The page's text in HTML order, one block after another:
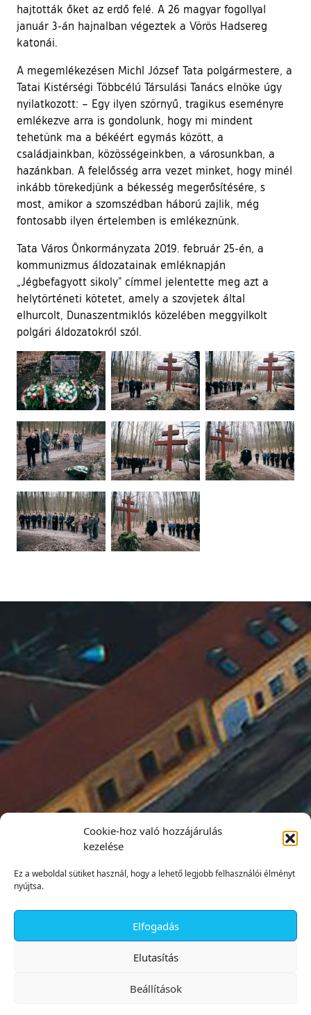
Cookie-hoz való hozzájárulás
kezelése
Ez a weboldal sütiket használ, hogy a lehető legjobb felhasználói élményt
nyújtsa.
Elfogadás
Elutasítás
Beállítások
hajtották őket az erdő felé. A 26 magyar fogollyal
január 3-án hajnalban végeztek a Vörös Hadsereg
katonái.
A megemlékezésen Michl József Tata polgármestere, a
Tatai Kistérségi Többcélú Társulási Tanács elnöke úgy
nyilatkozott: – Egy ilyen szörnyű, tragikus eseményre
emlékezve arra is gondolunk, hogy mi mindent
tehetünk ma a békéért egymás között, a
családjainkban, közösségeinkben, a városunkban, a
hazánkban. A felelősség arra vezet minket, hogy minél
inkább törekedjünk a békesség megerősítésére, s
most, amikor a szomszédban háború zajlik, még
fontosabb ilyen értelemben is emlékeznünk.
Tata Város Önkormányzata 2019. február 25-én, a
kommunizmus áldozatainak emléknapján
„Jégbefagyott sikoly” címmel jelentette meg azt a
helytörténeti kötetet, amely a szovjetek által
elhurcolt, Dunaszentmiklós közelében meggyilkolt
polgári áldozatokról szól.
Ugrás a galéria utánra
✕